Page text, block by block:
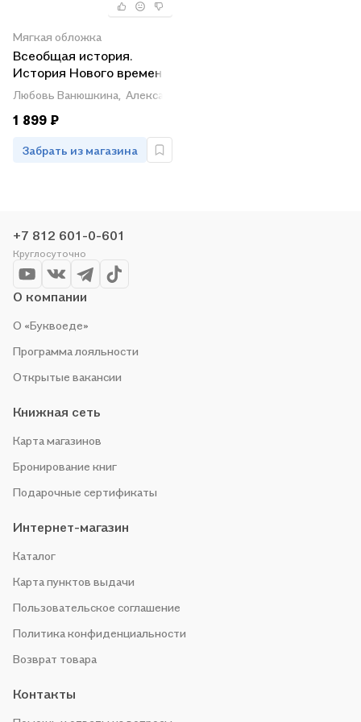
Мягкая обложка
Всеобщая история.
История Нового времени.
9 класс. Учебник
Любовь Ванюшкина, Александр Медяков,
1 899 ₽
Забрать из магазина
+7 812 601-0-601
Круглосуточно
О компании
О «Буквоеде»
Программа лояльности
Открытые вакансии
Книжная сеть
Карта магазинов
Бронирование книг
Подарочные сертификаты
Интернет-магазин
Каталог
Карта пунктов выдачи
Пользовательское соглашение
Политика конфиденциальности
Возврат товара
Контакты